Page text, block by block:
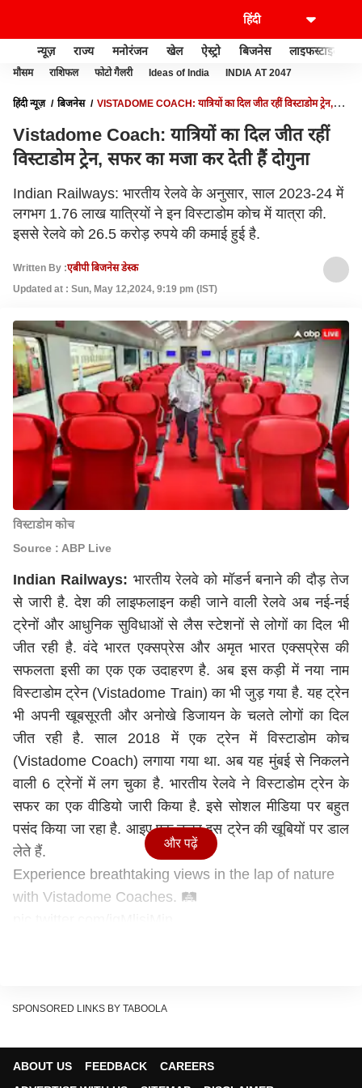
न्यूज़ राज्य मनोरंजन खेल ऐस्ट्रो बिजनेस लाइफस्टाइल
मौसम राशिफल फोटो गैलरी Ideas of India INDIA AT 2047
हिंदी न्यूज़ बिजनेस
VISTADOME COACH: यात्रियों का दिल जीत रहीं विस्टाडोम ट्रेन,
Vistadome Coach: यात्रियों का दिल जीत रहीं
विस्टाडोम ट्रेन, सफर का मजा कर देती हैं दोगुना
Indian Railways: भारतीय रेलवे के अनुसार, साल 2023-24 में
लगभग 1.76 लाख यात्रियों ने इन विस्टाडोम कोच में यात्रा की.
इससे रेलवे को 26.5 करोड़ रुपये की कमाई हुई है.
Written By :एबीपी बिजनेस डेस्क
Updated at : Sun, May 12,2024, 9:19 pm (IST)
विस्टाडोम कोच
Source : ABP Live
Indian Railways: भारतीय रेलवे को मॉडर्न बनाने की दौड़ तेज
से जारी है. देश की लाइफलाइन कही जाने वाली रेलवे अब नई-नई
ट्रेनों और आधुनिक सुविधाओं से लैस स्टेशनों से लोगों का दिल भी
जीत रही है. वंदे भारत एक्सप्रेस और अमृत भारत एक्सप्रेस की
सफलता इसी का एक एक उदाहरण है. अब इस कड़ी में नया नाम
विस्टाडोम ट्रेन (Vistadome Train) का भी जुड़ गया है. यह ट्रेन
भी अपनी खूबसूरती और अनोखे डिजायन के चलते लोगों का दिल
जीत रही है. साल 2018 में एक ट्रेन में विस्टाडोम कोच
(Vistadome Coach) लगाया गया था. अब यह मुंबई से निकलने
वाली 6 ट्रेनों में लग चुका है. भारतीय रेलवे ने विस्टाडोम ट्रेन के
सफर का एक वीडियो जारी किया है. इसे सोशल मीडिया पर बहुत
पसंद किया जा रहा है. आइए एक नजर इस ट्रेन की खूबियों पर डाल
लेते हैं.
Experience breathtaking views in the lap of nature
with Vistadome Coaches. 🛤️
भारतीय रेलवे के अनुसार, मुंबई से गोवा जाने वाली ट्रेन में एक
गई थी. यात्रियों को यह इतनी पसंद आया कि इसे 6 ट्रेनों में लगा
दिया गया है. साल 2023-24 में लगभग 1.76 लाख यात्रियों ने इन
और पढ़ें
SPONSORED LINKS BY TABOOLA
ABOUT US FEEDBACK
CAREERS